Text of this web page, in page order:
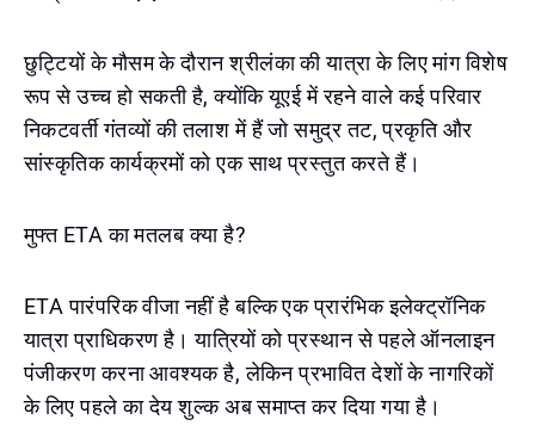
छुट्टियों के मौसम के दौरान श्रीलंका की यात्रा के लिए मांग विशेष
रूप से उच्च हो सकती है, क्योंकि यूएई में रहने वाले कई परिवार
निकटवर्ती गंतव्यों की तलाश में हैं जो समुद्र तट, प्रकृति और
सांस्कृतिक कार्यक्रमों को एक साथ प्रस्तुत करते हैं।
मुफ्त ETA का मतलब क्या है?
ETA पारंपरिक वीजा नहीं है बल्कि एक प्रारंभिक इलेक्ट्रॉनिक
यात्रा प्राधिकरण है। यात्रियों को प्रस्थान से पहले ऑनलाइन
पंजीकरण करना आवश्यक है, लेकिन प्रभावित देशों के नागरिकों
के लिए पहले का देय शुल्क अब समाप्त कर दिया गया है।